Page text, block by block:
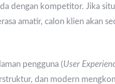
dengan kompetitor. Jika
amatir, calon klien akan
pengguna (User
dan modern